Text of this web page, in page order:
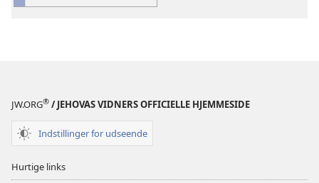
JW.ORG® / JEHOVAS VIDNERS OFFICIELLE HJEMMESIDE
Indstillinger for udseende
Hurtige links